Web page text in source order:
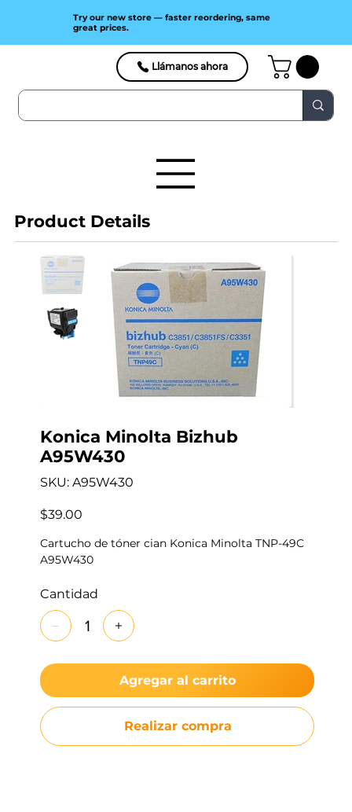
Llámanos ahora
Try our new store — faster reordering, same
great prices.
Product Details
Konica Minolta Bizhub
A95W430
SKU:
SKU
A95W430
A95W430
Precio
$39.00
Cartucho de tóner cian Konica Minolta TNP-49C
A95W430
Cantidad
Agregar al carrito
Realizar compra